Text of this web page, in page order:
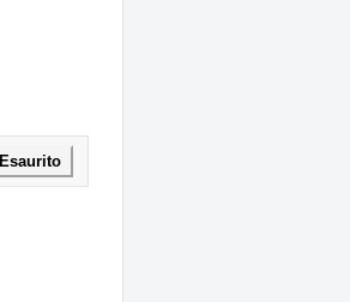
Esaurito